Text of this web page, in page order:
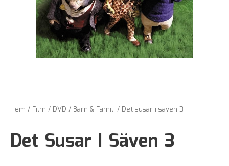
Hem / Film / DVD / Barn & Familj / Det susar i säven 3
Det Susar I Säven 3